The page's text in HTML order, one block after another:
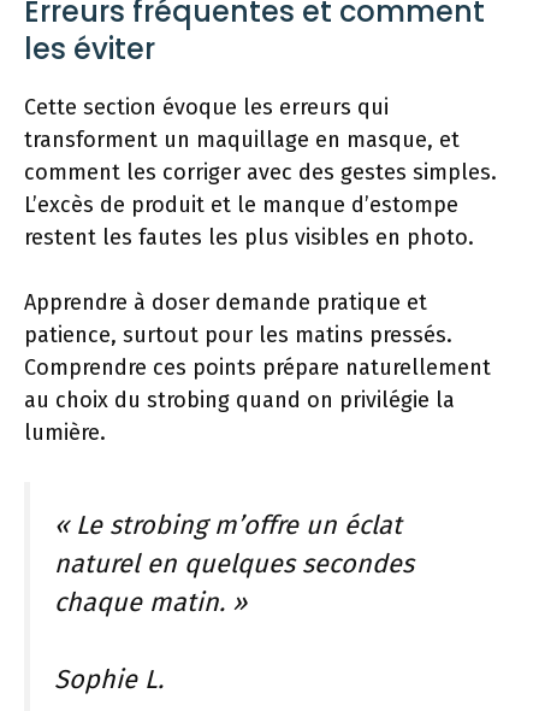
Erreurs fréquentes et comment
les éviter
Cette section évoque les erreurs qui
transforment un maquillage en masque, et
comment les corriger avec des gestes simples.
L’excès de produit et le manque d’estompe
restent les fautes les plus visibles en photo.
Apprendre à doser demande pratique et
patience, surtout pour les matins pressés.
Comprendre ces points prépare naturellement
au choix du strobing quand on privilégie la
lumière.
« Le strobing m’offre un éclat
naturel en quelques secondes
chaque matin. »
Sophie L.